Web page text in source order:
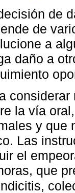
de
de
a
daño a
la vía
y que
Las
el
que